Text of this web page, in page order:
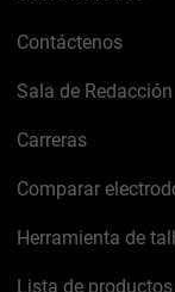
Contáctenos
Sala de Redacción
Carreras
Comparar
Herramienta de
Lista de productos